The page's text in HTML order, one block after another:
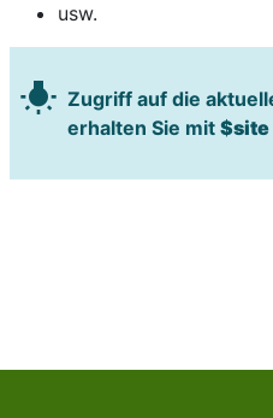
usw.
wb_incandescent Zugriff auf die
erhalten Sie mit $site